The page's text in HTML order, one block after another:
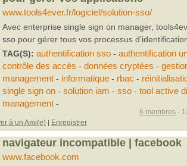
www.tools4ever.fr/logiciel/solution-sso/
Avec enterprise single sign on manager,
sso pour gérer tous vos processus
TAG(S): authentification sso- authentification
contrôle des accès - données cryptées -
management- informatique- rbac -
single sign on- solution iam - sso - tool active
management-
à un Ami(e) | Enregistrer
6 membres-
navigateur incompatible | facebook
www.facebook.com